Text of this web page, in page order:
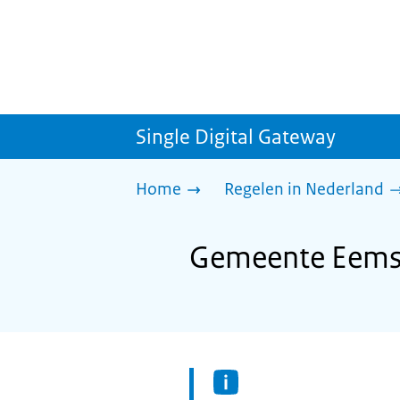
Single Digital Gateway
Home Regelen in Nederland
Gemeente